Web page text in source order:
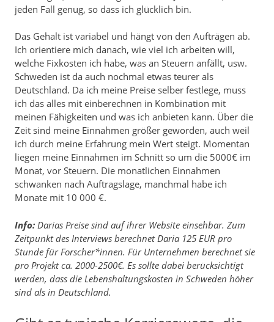
jeden Fall genug, so dass ich glücklich bin.
Das Gehalt ist variabel und hängt von den Aufträgen ab.
Ich orientiere mich danach, wie viel ich arbeiten will,
welche Fixkosten ich habe, was an Steuern anfällt, usw.
Schweden ist da auch nochmal etwas teurer als
Deutschland. Da ich meine Preise selber festlege, muss
ich das alles mit einberechnen in Kombination mit
meinen Fähigkeiten und was ich anbieten kann. Über die
Zeit sind meine Einnahmen größer geworden, auch weil
ich durch meine Erfahrung mein Wert steigt. Momentan
liegen meine Einnahmen im Schnitt so um die 5000€ im
Monat, vor Steuern. Die monatlichen Einnahmen
schwanken nach Auftragslage, manchmal habe ich
Monate mit 10 000 €.
Info: Darias Preise sind auf ihrer Website einsehbar. Zum
Zeitpunkt des Interviews berechnet Daria 125 EUR pro
Stunde für Forscher*innen. Für Unternehmen berechnet sie
pro Projekt ca. 2000-2500€. Es sollte dabei berücksichtigt
werden, dass die Lebenshaltungskosten in Schweden höher
sind als in Deutschland.